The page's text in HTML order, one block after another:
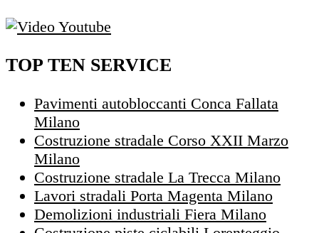
TOP TEN SERVICE
Pavimenti autobloccanti Conca Fallata
Milano
Costruzione stradale Corso XXII Marzo
Milano
Costruzione stradale La Trecca Milano
Lavori stradali Porta Magenta Milano
Demolizioni industriali Fiera Milano